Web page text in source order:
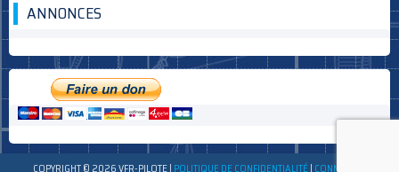
ANNONCES
COPYRIGHT © 2026 VFR-PILOTE| POLITIQUE DE CONFIDENTIALITÉ| CONNEXION